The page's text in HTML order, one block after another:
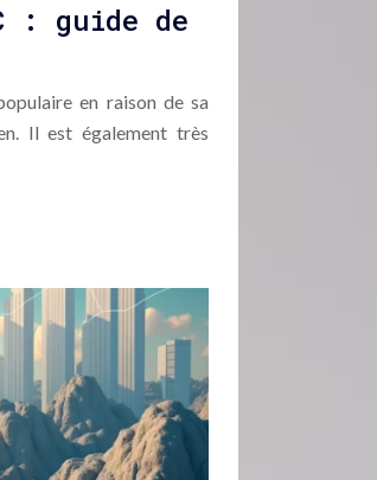
: guide de
en raison de sa
Il est également très